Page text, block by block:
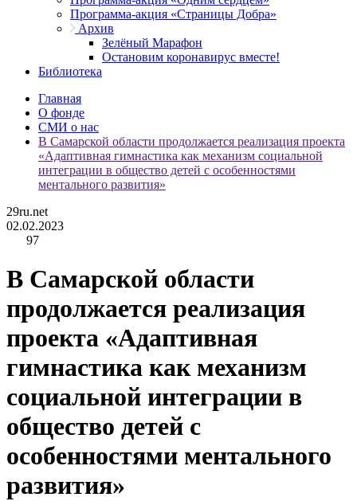
Программа-акция «Страницы Добра»
Архив
Зелёный Марафон
Остановим коронавирус вместе!
Библиотека
Главная
О фонде
СМИ о нас
В Самарской области продолжается реализация проекта
«Адаптивная гимнастика как механизм социальной
интеграции в общество детей с особенностями
ментального развития»
29ru.net
02.02.2023
97
В Самарской области
продолжается реализация
проекта «Адаптивная
гимнастика как механизм
социальной интеграции в
общество детей с
особенностями ментального
развития»